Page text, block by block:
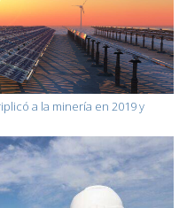
a la minería en 2019 y